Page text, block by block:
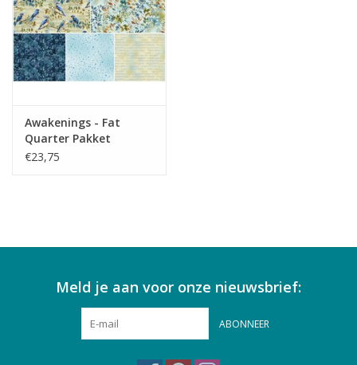
Awakenings - Fat
Quarter Pakket
€23,75
Meld je aan voor onze nieuwsbrief:
ABONNEER